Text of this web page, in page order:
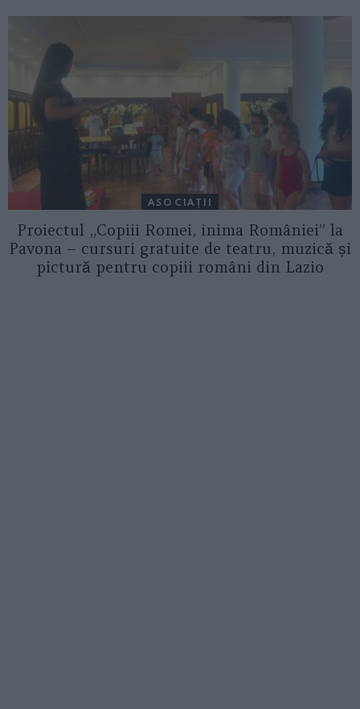
ASOCIAŢII
Proiectul „Copiii Romei, inima României” la
Pavona – cursuri gratuite de teatru, muzică și
pictură pentru copiii români din Lazio